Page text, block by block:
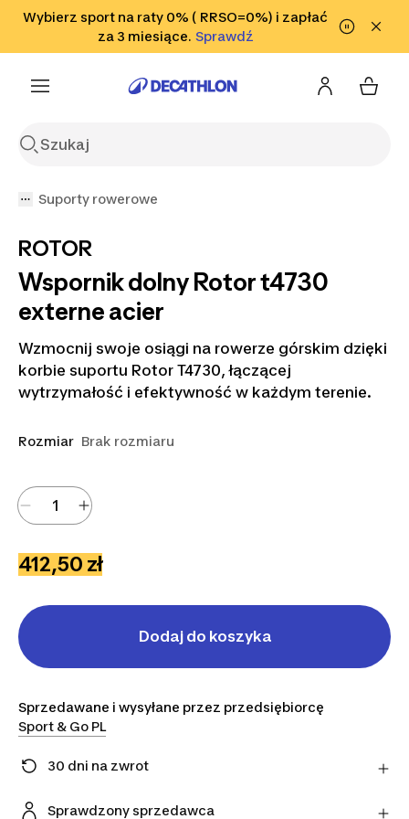
Przejdź do wyszukiwania Przejdź do treści
Przejdź
Wybierz sport na raty 0% ( RRSO=0%) i zapłać
za 3 miesiące. SprawdźSprawdź
Sprawdź
Suporty rowerowe
ROTOR
Wspornik dolny Rotor t4730
externe acier
Wzmocnij swoje osiągi na rowerze górskim dzięki
korbie suportu Rotor T4730, łączącej
wytrzymałość i efektywność w każdym terenie.
Rozmiar Brak rozmiaru
412,50 zł
Dodaj do koszyka
Sprzedawane i wysyłane przez przedsiębiorcę
Sport & Go PL
30 dni na zwrot
bezpośrednio do sprzedawcy w ciągu 30 dni,
Sprawdzony sprzedawca